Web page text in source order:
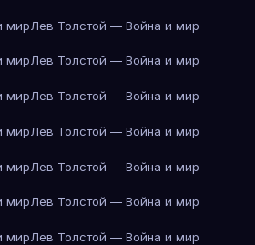
мирЛев Толстой — Война и мир
мирЛев Толстой — Война и мир
мирЛев Толстой — Война и мир
мирЛев Толстой — Война и мир
мирЛев Толстой — Война и мир
мирЛев Толстой — Война и мир
мирЛев Толстой — Война и мир